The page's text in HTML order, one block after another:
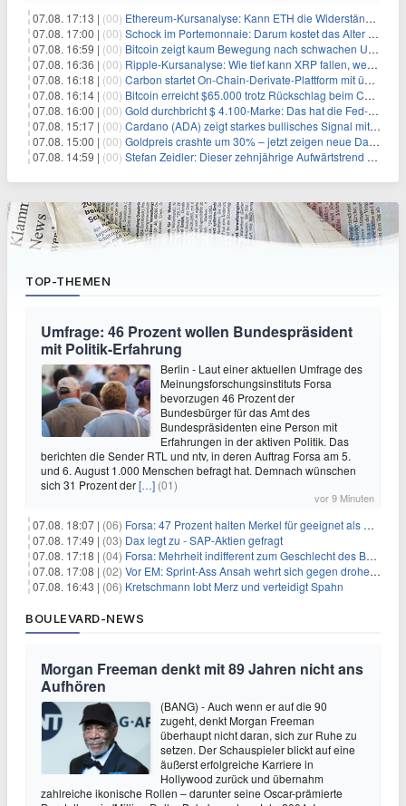
07.08. 17:13 | (00) Ethereum-Kursanalyse: Kann ETH die Widerstände der gleitenden Durchschnitte überwinden?
07.08. 17:00 | (00) Schock im Portemonnaie: Darum kostet das Alter deutlich mehr als Sie denken
07.08. 16:59 | (00) Bitcoin zeigt kaum Bewegung nach schwachen US-Arbeitsmarktdaten, Fed-Zinserhöhungschancen sinken auf 44%
07.08. 16:36 | (00) Ripple-Kursanalyse: Wie tief kann XRP fallen, wenn die $1-Unterstützung am Wochenende verloren geht?
07.08. 16:18 | (00) Carbon startet On-Chain-Derivate-Plattform mit über 950 Märkten in einem Konto
07.08. 16:14 | (00) Bitcoin erreicht $65.000 trotz Rückschlag beim CLARITY Act und fehlendem US-Iran-Abkommen
07.08. 16:00 | (00) Gold durchbricht $ 4.100-Marke: Das hat die Fed-Entscheidung ausgelöst
07.08. 15:17 | (00) Cardano (ADA) zeigt starkes bullisches Signal mit Potenzial für 200% Kursanstieg
07.08. 15:00 | (00) Goldpreis crashte um 30% – jetzt zeigen neue Daten: War es berechtigt?
07.08. 14:59 | (00) Stefan Zeidler: Dieser zehnjährige Aufwärtstrend macht mich optimistisch
TOP-THEMEN
Umfrage: 46 Prozent wollen Bundespräsident
mit Politik-Erfahrung
Berlin - Laut einer aktuellen Umfrage des
Meinungsforschungsinstituts Forsa
bevorzugen 46 Prozent der
Bundesbürger für das Amt des
Bundespräsidenten eine Person mit
Erfahrungen in der aktiven Politik. Das
berichten die Sender RTL und ntv, in deren Auftrag Forsa am 5.
und 6. August 1.000 Menschen befragt hat. Demnach wünschen
sich 31 Prozent der[…] (01)
vor 9 Minuten
07.08. 18:07 | (06) Forsa: 47 Prozent halten Merkel für geeignet als Bundespräsidentin
07.08. 17:49 | (03) Dax legt zu - SAP-Aktien gefragt
07.08. 17:18 | (04) Forsa: Mehrheit indifferent zum Geschlecht des Bundespräsidenten
07.08. 17:08 | (02) Vor EM: Sprint-Ass Ansah wehrt sich gegen drohende Sperre
07.08. 16:43 | (06) Kretschmann lobt Merz und verteidigt Spahn
BOULEVARD-NEWS
Morgan Freeman denkt mit 89 Jahren nicht ans
Aufhören
(BANG) - Auch wenn er auf die 90
zugeht, denkt Morgan Freeman
überhaupt nicht daran, sich zur Ruhe zu
setzen. Der Schauspieler blickt auf eine
äußerst erfolgreiche Karriere in
Hollywood zurück und übernahm
zahlreiche ikonische Rollen – darunter seine Oscar-prämierte